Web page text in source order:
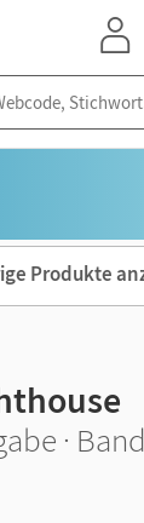
Produkte
·